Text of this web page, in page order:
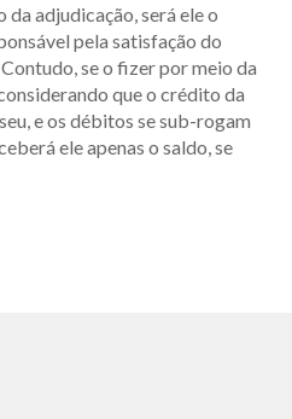
adjudicação, será ele o
pela satisfação do
se o fizer por meio da
que o crédito da
e os débitos se sub-rogam
ele apenas o saldo, se